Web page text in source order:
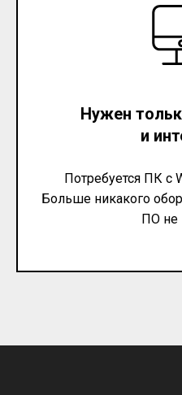
Нужен
и
Потребуется ПК с
Больше никакого
ПО не